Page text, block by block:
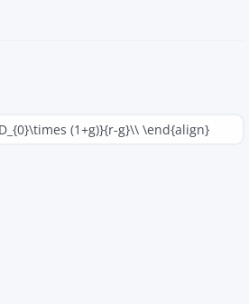
(1+g)}{r-g}\\ \end{align}